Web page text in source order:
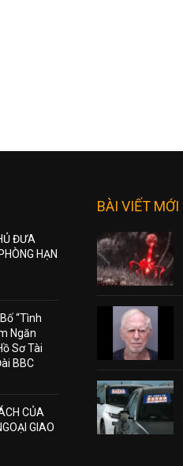
ĐƯA
HẠN
“Tình
Ngăn
Sơ Tài
BBC
CỦA
GIAO
BÀI VIẾT